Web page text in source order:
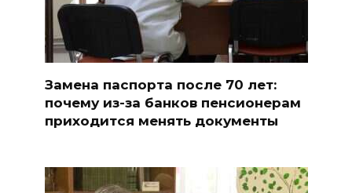
Замена паспорта после 70 лет:
почему из-за банков пенсионерам
приходится менять документы